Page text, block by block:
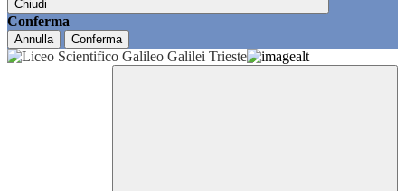
Chiudi
Conferma
Annulla Conferma